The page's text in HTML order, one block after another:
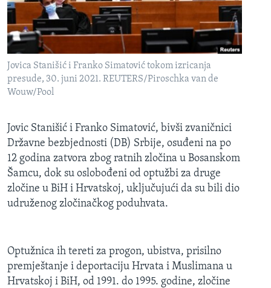
MAGAZIN
O GLASU AMERIKE
Learning English
PRATITE NAS
Jezici
Jovica Stanišić i Franko Simatović tokom izricanja
presude, 30. juni 2021. REUTERS/Piroschka van de
Wouw/Pool
Jovic Stanišić i Franko Simatović, bivši zvaničnici
Državne bezbjednosti (DB) Srbije, osuđeni na po
12 godina zatvora zbog ratnih zločina u Bosanskom
Šamcu, dok su oslobođeni od optužbi za druge
zločine u BiH i Hrvatskoj, uključujući da su bili dio
udruženog zločinačkog poduhvata.
Optužnica ih tereti za progon, ubistva, prisilno
premještanje i deportaciju Hrvata i Muslimana u
Hrvatskoj i BiH, od 1991. do 1995. godine, zločine